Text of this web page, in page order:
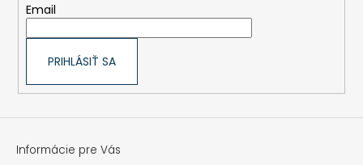
Email
PRIHLÁSIŤ SA
Informácie pre Vás